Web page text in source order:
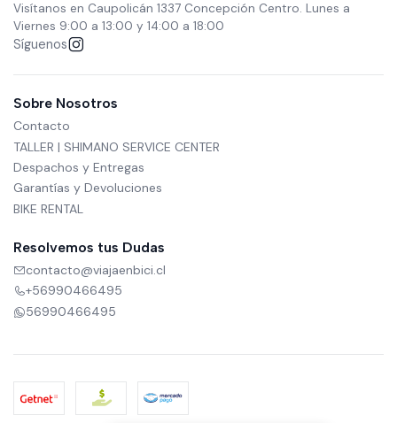
Visítanos en Caupolicán 1337 Concepción Centro. Lunes a
Viernes 9:00 a 13:00 y 14:00 a 18:00
Síguenos
Sobre Nosotros
Contacto
TALLER | SHIMANO SERVICE CENTER
Despachos y Entregas
Garantías y Devoluciones
BIKE RENTAL
Resolvemos tus Dudas
contacto@viajaenbici.cl
+56990466495
56990466495